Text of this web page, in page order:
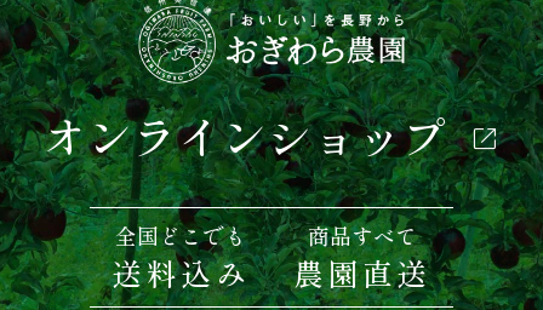
オンラインショップ
全国どこでも
送料込み
商品すべて
農園直送